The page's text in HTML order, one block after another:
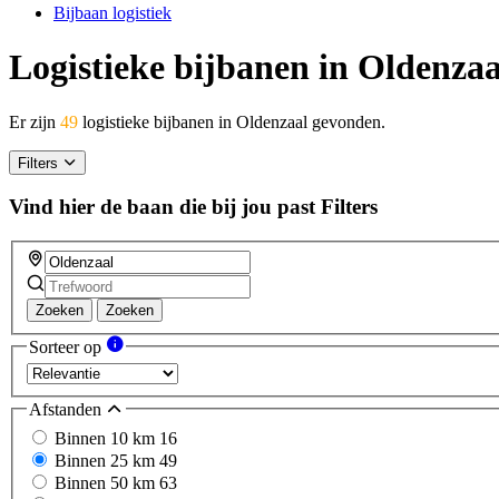
Bijbaan logistiek
Logistieke bijbanen in
Er zijn 49 logistieke bijbanen in Oldenzaal gevonden.
Filters
Vind hier de baan die bij jou past Filters
Zoeken Zoeken
Sorteer op
Afstanden
Binnen 10 km 16
Binnen 25 km 49
Binnen 50 km 63